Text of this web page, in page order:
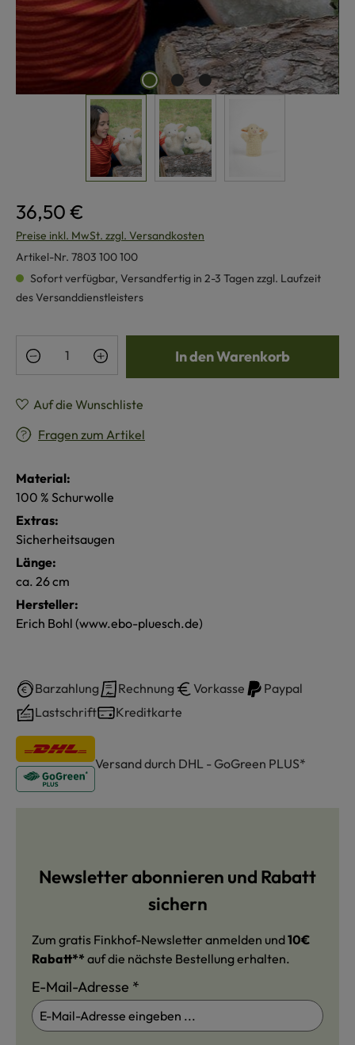
36,50 €
Preise inkl. MwSt. zzgl. Versandkosten
Artikel-Nr. 7803 100 100
Sofort verfügbar, Versandfertig in 2-3 Tagen zzgl. Laufzeit
des Versanddienstleisters
Produkt Anzahl: Gib den gewünschten
In den Warenkorb
Auf die Wunschliste
Fragen zum Artikel
Material:
100 % Schurwolle
Extras:
Sicherheitsaugen
Länge:
ca. 26 cm
Hersteller:
Erich Bohl (www.ebo-pluesch.de)
Barzahlung Rechnung Vorkasse
Paypal
Lastschrift
Kreditkarte
Versand durch DHL - GoGreen PLUS*
Newsletter abonnieren und Rabatt
sichern
Zum gratis Finkhof-Newsletter anmelden und10€
Rabatt** auf die nächste Bestellung erhalten.
E-Mail-Adresse *